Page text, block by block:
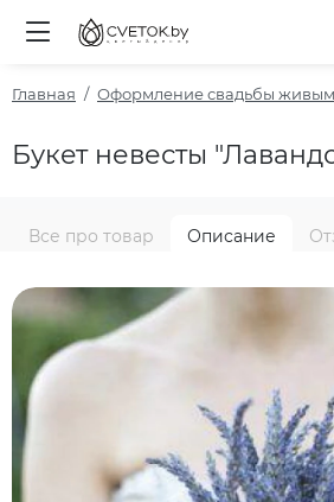
Главная Оформление свадьбы
Букет невесты
Все про товар Описание